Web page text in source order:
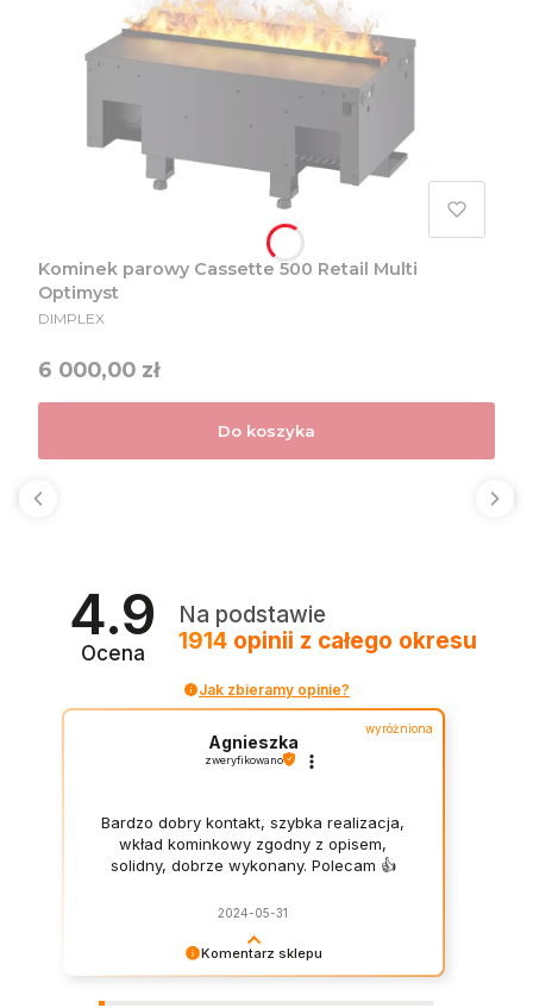
Kominek parowy Cassette 500 Retail Multi
Optimyst
PRODUCENT
DIMPLEX
Cena
6 000,00 zł
Do koszyka
4.9
Ocena
Na podstawie
1914 opinii z całego okresu
Jak zbieramy opinie?
Komentarz sklepu
wyróżniona
Agnieszka
zweryfikowano
Bardzo dobry kontakt, szybka realizacja,
wkład kominkowy zgodny z opisem,
solidny, dobrze wykonany. Polecam 👍️
2024-05-31